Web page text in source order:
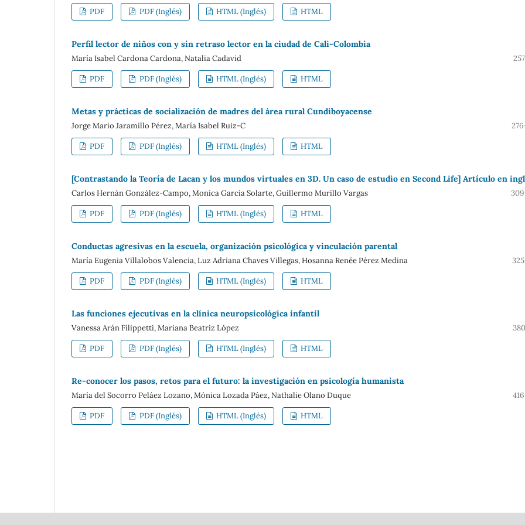
PDF PDF (Inglés) HTML (Inglés) HTML
Perfil lector de niños con y sin retraso lector en la ciudad de Cali-Colombia
María Isabel Cardona Cardona, Natalia Cadavid
PDF PDF (Inglés) HTML (Inglés) HTML
Metas y prácticas de socialización de madres del área rural Cundiboyacense
Jorge Mario Jaramillo Pérez, María Isabel Ruiz-C
PDF PDF (Inglés) HTML (Inglés) HTML
[Contrastando la Teoría de Lacan y los mundos virtuales en 3D. Un caso de estudio en Second Life] Artículo en
Carlos Hernán González-Campo, Monica Garcia Solarte, Guillermo Murillo Vargas
PDF PDF (Inglés) HTML (Inglés) HTML
Conductas agresivas en la escuela, organización psicológica y vinculación parental
María Eugenia Villalobos Valencia, Luz Adriana Chaves Villegas, Hosanna Renée Pérez Medina
PDF PDF (Inglés) HTML (Inglés) HTML
Las funciones ejecutivas en la clínica neuropsicológica infantil
Vanessa Arán Filippetti, Mariana Beatriz López
PDF PDF (Inglés) HTML (Inglés) HTML
Re-conocer los pasos, retos para el futuro: la investigación en psicología humanista
María del Socorro Peláez Lozano, Mónica Lozada Páez, Nathalie Olano Duque
PDF PDF (Inglés) HTML (Inglés) HTML